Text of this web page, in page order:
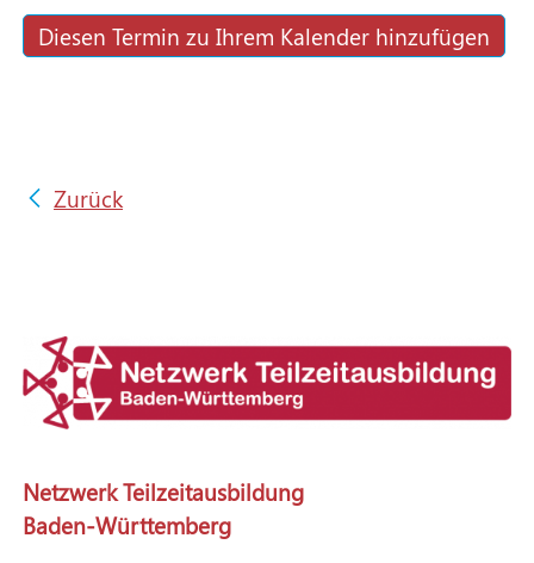
Diesen Termin zu Ihrem Kalender hinzufügen
Zurück
Netzwerk Teilzeitausbildung
Baden-Württemberg